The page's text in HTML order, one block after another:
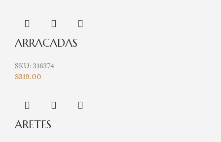
ARRACADAS
SKU: 316374
$319.00
ARETES